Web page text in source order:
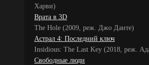
Харви)
Врата в 3D
The Hole (2009, реж. Джо Данте)
Астрал 4: Последний ключ
Insidious: The Last Key (2018, реж.
Свободные люди